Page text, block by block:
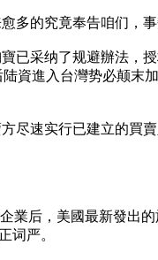
多的究竟奉告咱们，
已采纳了规避辦法，
資進入台灣势必颠末
尽速实行已建立的買
業后，美國最新發出
词严。